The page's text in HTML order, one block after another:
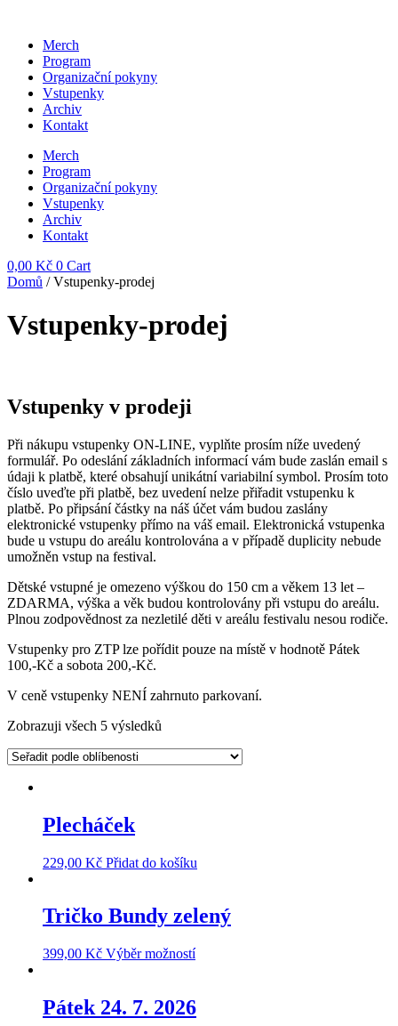
obsahuMerch
Program
Organizační pokyny
Vstupenky
Archiv
Kontakt
Merch
Program
Organizační pokyny
Vstupenky
Archiv
Kontakt
0,00 Kč 0 Cart
Domů / Vstupenky-prodej
Vstupenky-prodej
Vstupenky v prodeji
Při nákupu vstupenky ON-LINE, vyplňte prosím níže uvedený
formulář. Po odeslání základních informací vám bude zaslán email s
údaji k platbě, které obsahují unikátní variabilní symbol. Prosím toto
číslo uveďte při platbě, bez uvedení nelze přiřadit vstupenku k
platbě. Po připsání částky na náš účet vám budou zaslány
elektronické vstupenky přímo na váš email. Elektronická vstupenka
bude u vstupu do areálu kontrolována a v případě duplicity nebude
umožněn vstup na festival.
Dětské vstupné je omezeno výškou do 150 cm a věkem 13 let –
ZDARMA, výška a věk budou kontrolovány při vstupu do areálu.
Plnou zodpovědnost za nezletilé děti v areálu festivalu nesou rodiče.
Vstupenky pro ZTP lze pořídit pouze na místě v hodnotě Pátek
100,-Kč a sobota 200,-Kč.
V ceně vstupenky NENÍ zahrnuto parkovaní.
Zobrazuji všech 5 výsledků
Plecháček
229,00 Kč Přidat do košíku
Tričko Bundy zelený
399,00 Kč Výběr možnostíThis
multiple
variants.
Pátek 24. 7. 2026